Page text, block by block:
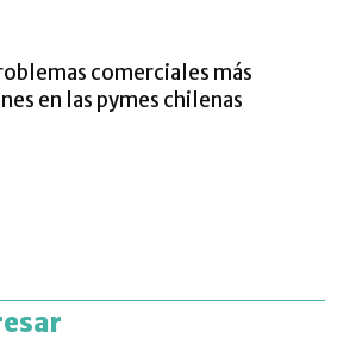
comerciales más
en las pymes chilenas